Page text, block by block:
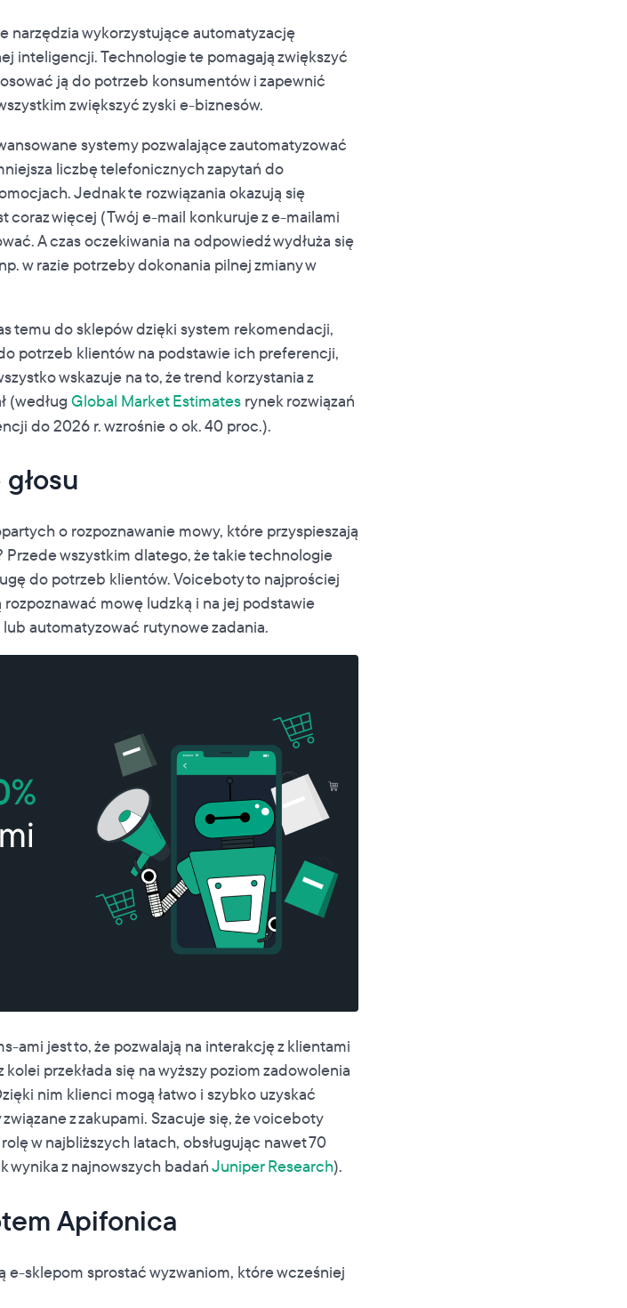
narzędzia wykorzystujące automatyzację
inteligencji. Technologie te pomagają zwiększyć
ją do potrzeb konsumentów i zapewnić
zwiększyć zyski e-biznesów.
systemy pozwalające zautomatyzować
liczbę telefonicznych zapytań do
Jednak te rozwiązania okazują się
więcej (Twój e-mail konkuruje z e-mailami
A czas oczekiwania na odpowiedź wydłuża się
w razie potrzeby dokonania pilnej zmiany w
temu do sklepów dzięki system rekomendacji,
potrzeb klientów na podstawie ich preferencji,
wskazuje na to, że trend korzystania z
(według Global Market Estimates rynek rozwiązań
do 2026 r. wzrośnie o ok. 40 proc.).
o rozpoznawanie mowy, które przyspieszają
wszystkim dlatego, że takie technologie
do potrzeb klientów. Voiceboty to najprościej
mowę ludzką i na jej podstawie
automatyzować rutynowe zadania.
ami jest to, że pozwalają na interakcję z klientami
przekłada się na wyższy poziom zadowolenia
nim klienci mogą łatwo i szybko uzyskać
z zakupami. Szacuje się, że voiceboty
w najbliższych latach, obsługując nawet 70
wynika z najnowszych badańJuniper Research).
Apifonica
e-sklepom sprostać wyzwaniom, które wcześniej